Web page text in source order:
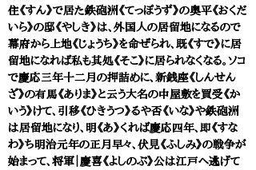
住《すん》で居た鉄砲洲《てっぽうず》の奥平《おくだ
いら》の邸《やしき》は、外国人の居留地になるので
幕府から上地《じょうち》を命ぜられ、既《すで》に居
留地になれば私も其処《そこ》に居られなくなる。ソコ
で慶応三年十二月の押詰めに、新銭座《しんせん
ざ》の有馬《ありま》と云う大名の中屋敷を買受《か
いう》けて、引移《ひきうつ》るや否《いな》や鉄砲洲
は居留地になり、明《あ》くれば慶応四年、即《すな
わ》ち明治元年の正月早々、伏見《ふしみ》の戦争が
始まって、将軍｜慶喜《よしのぶ》公は江戸へ逃げて